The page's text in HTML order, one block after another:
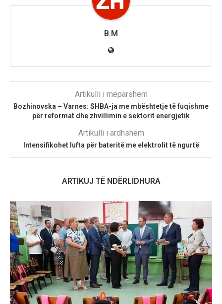
B.M
Artikulli i mëparshëm
Bozhinovska – Varnes: SHBA-ja me mbështetje të fuqishme
për reformat dhe zhvillimin e sektorit energjetik
Artikulli i ardhshëm
Intensifikohet lufta për bateritë me elektrolit të ngurtë
ARTIKUJ TË NDËRLIDHURA